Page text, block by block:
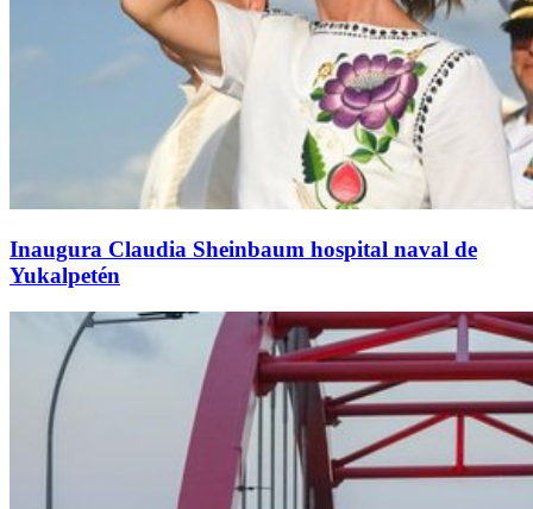
Inaugura Claudia Sheinbaum hospital naval de
Yukalpetén